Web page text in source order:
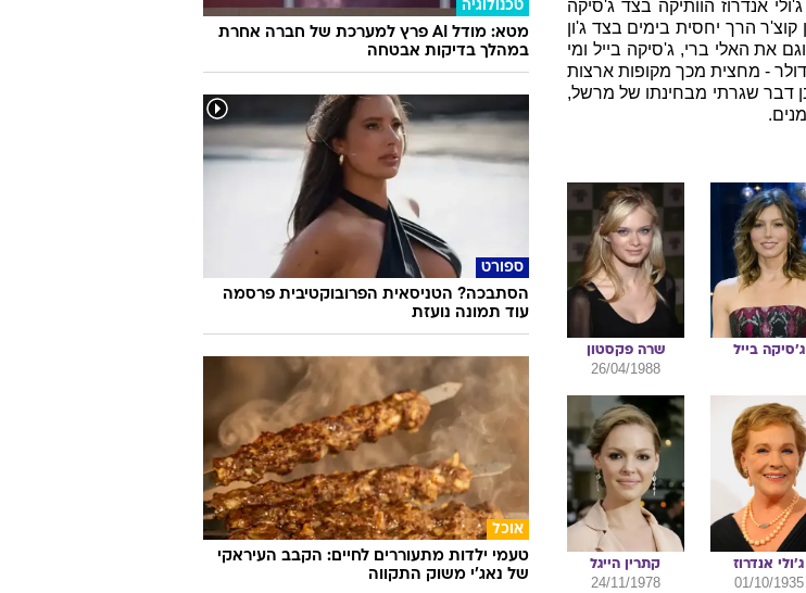
קוצ'ר הרך יחסית בימים בצד ג'ון
וגם את האלי ברי, ג'סיקה בייל ומי
בזמנו הצלחה גדולה וגרף מעל 200 מיליון דולר - מחצית מכך מקופות ארצות
דבר שגרתי מבחינתו של מרשל,
ג'סיקה בייל
26/04/1988
ג'ולי אנדרוז
01/10/1935
קתרין הייגל
24/11/1978
מטא: מודל AI פרץ למערכת של חברה אחרת
במהלך בדיקות אבטחה
הסתבכה? הטניסאית הפרובוקטיבית פרסמה
עוד תמונה נועזת
אוכל
טעמי ילדות מתעוררים לחיים: הקבב העיראקי
של נאג׳י משוק התקווה